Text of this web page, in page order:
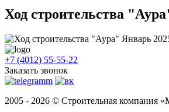
Ход строительства
+7 (4012) 55-55-22
Заказать звонок
2005 - 2026 © Строительная компания